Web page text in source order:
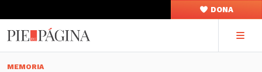
DONA
MEMORIA